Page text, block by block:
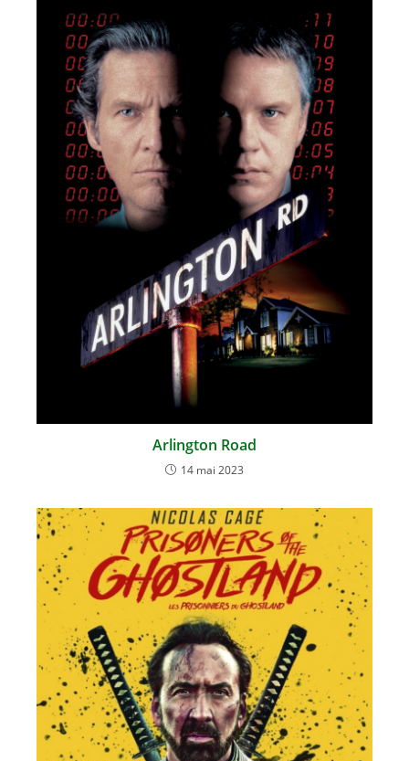
Arlington Road
14 mai 2023